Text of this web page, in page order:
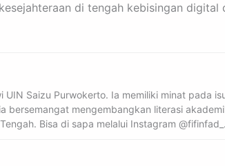
di tengah kebisingan digital
Saizu Purwokerto. Ia memiliki minat pada
bersemangat mengembangkan literasi
Bisa di sapa melalui Instagram @fifinfad_.